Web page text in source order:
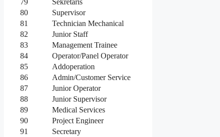
80
Supervisor
81
Technician Mechanical
82
Junior Staff
83
Management Trainee
84
Operator/Panel Operator
85
Addoperation
86
Admin/Customer Service
87
Junior Operator
88
Junior Supervisor
89
Medical Services
90
Project Engineer
91
Secretary